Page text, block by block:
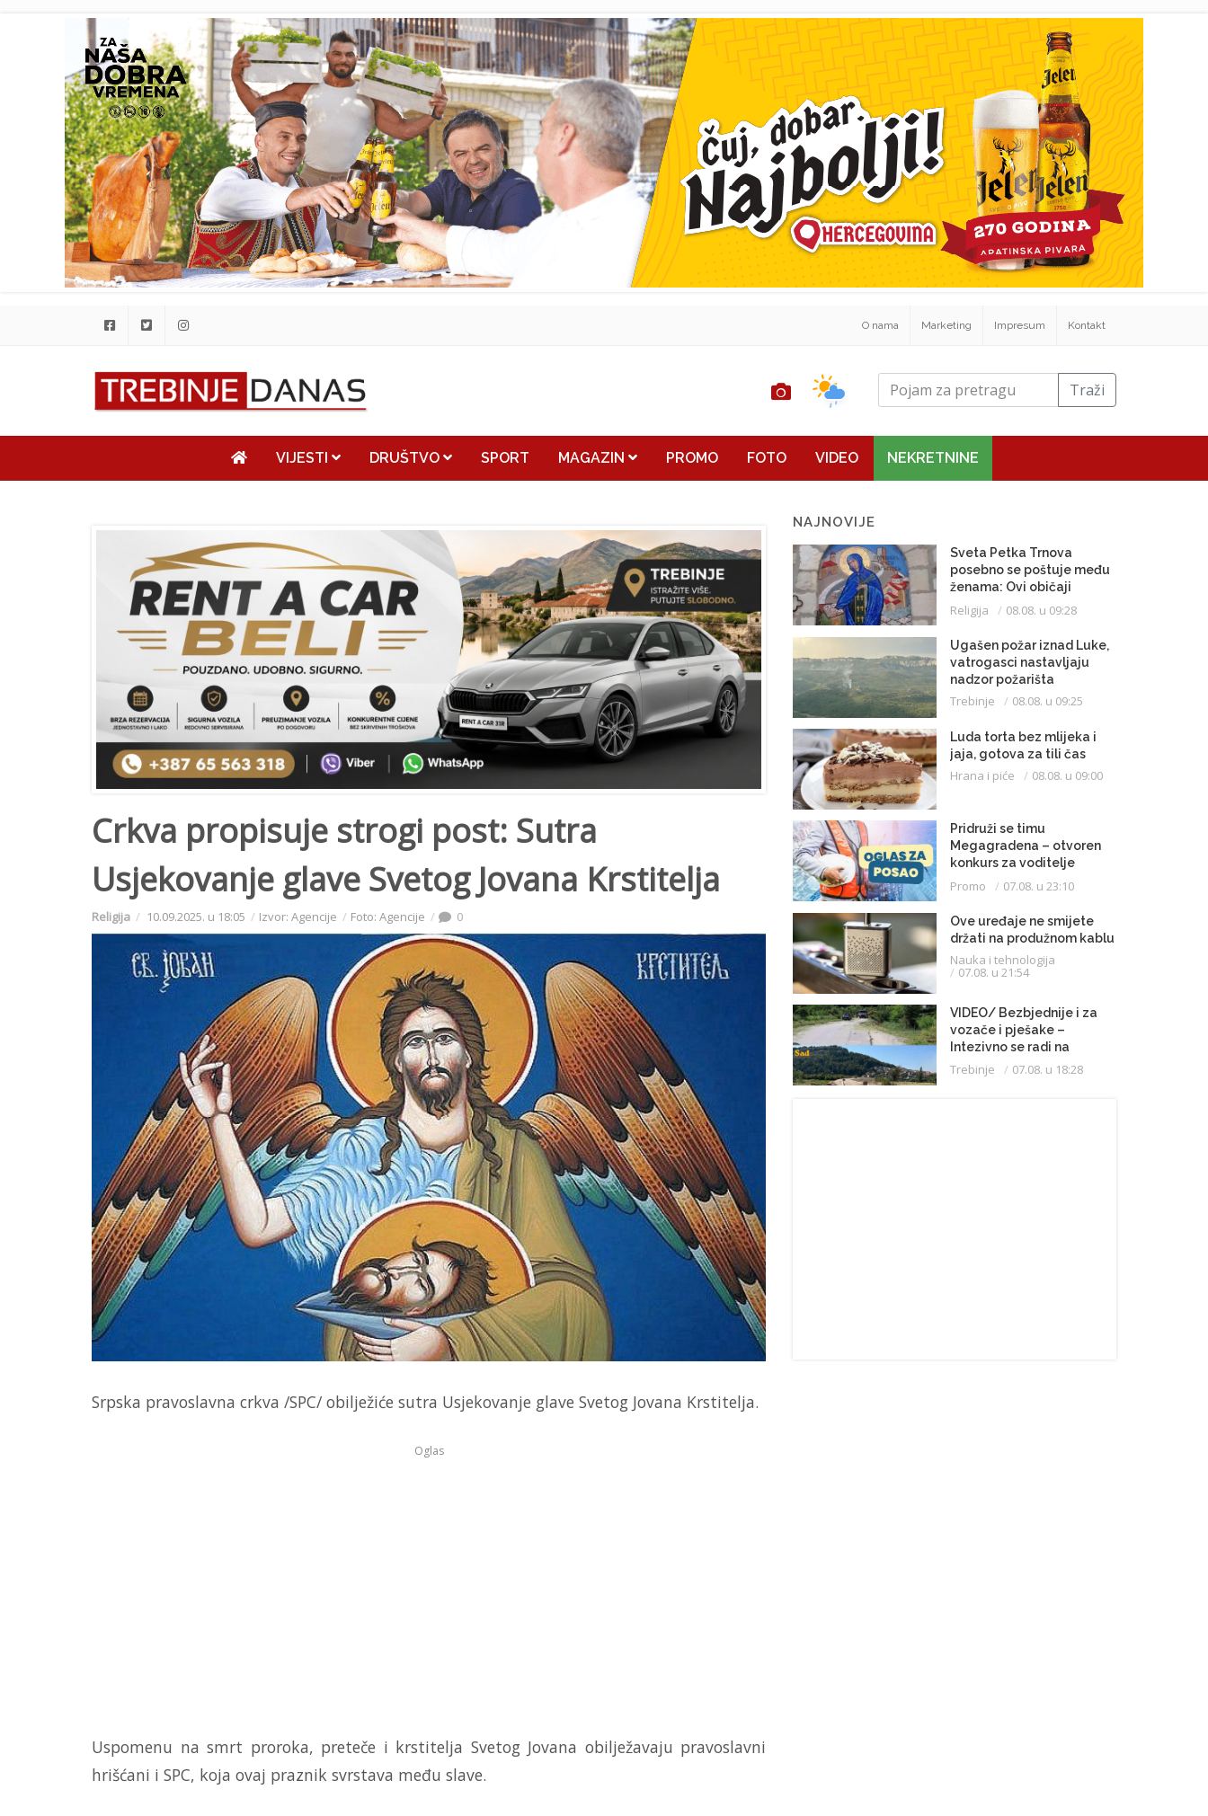
O nama Marketing Impresum Kontakt
Traži
VIJESTI DRUŠTVO SPORT MAGAZIN PROMO FOTO VIDEO NEKRETNINE
Crkva propisuje strogi post: Sutra
Usjekovanje glave Svetog Jovana Krstitelja
Religija 10.09.2025. u 18:05 Izvor: Agencije Foto: Agencije 0
Srpska pravoslavna crkva /SPC/ obilježiće sutra Usjekovanje glave Svetog Jovana Krstitelja.
Oglas
Uspomenu na smrt proroka, preteče i krstitelja Svetog Jovana obilježavaju pravoslavni
hrišćani i SPC, koja ovaj praznik svrstava među slave.
NAJNOVIJE
Sveta Petka Trnova
posebno se poštuje među
ženama: Ovi običaji
vijekovima se čuvaju
Religija 08.08. u 09:28
Ugašen požar iznad Luke,
vatrogasci nastavljaju
nadzor požarišta
Trebinje 08.08. u 09:25
Luda torta bez mlijeka i
jaja, gotova za tili čas
Hrana i piće 08.08. u 09:00
Pridruži se timu
Megagradena – otvoren
konkurs za voditelje
gradilišta
Promo 07.08. u 23:10
Ove uređaje ne smijete
držati na produžnom kablu
Nauka i tehnologija
07.08. u 21:54
VIDEO/ Bezbjednije i za
vozače i pješake –
Intezivno se radi na
proširenju saobraćajnice
Trebinje 07.08. u 18:28